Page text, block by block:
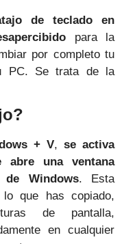
de teclado en
para la
por completo tu
PC. Se trata de la
+ V, se activa
abre una ventana
de Windows. Esta
que has copiado,
de pantalla,
en cualquier